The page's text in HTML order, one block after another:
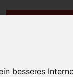
besseres